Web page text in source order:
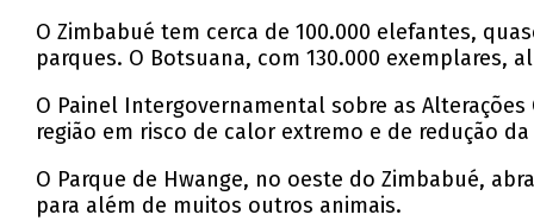
O Zimbabué tem cerca de 100.000 elefantes,
parques. O Botsuana, com 130.000
O Painel Intergovernamental sobre as
região em risco de calor extremo e de redução
O Parque de Hwange, no oeste do Zimbabué,
para além de muitos outros animais.